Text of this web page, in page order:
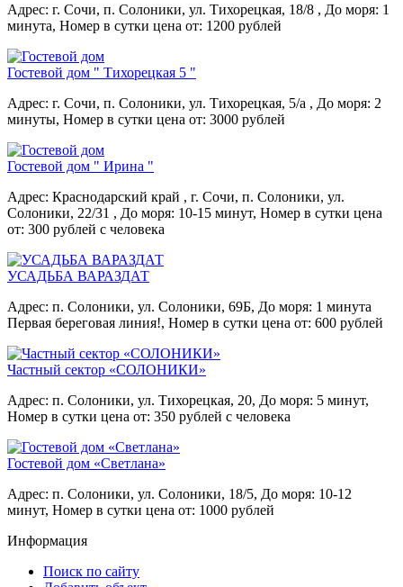
Адрес: г. Сочи, п. Солоники, ул. Тихорецкая, 18/8 , До моря: 1
минута, Номер в сутки цена от: 1200 рублей
Гостевой дом " Тихорецкая 5 "
Адрес: г. Сочи, п. Солоники, ул. Тихорецкая, 5/а , До моря: 2
минуты, Номер в сутки цена от: 3000 рублей
Гостевой дом " Ирина "
Адрес: Краснодарский край , г. Сочи, п. Солоники, ул.
Солоники, 22/31 , До моря: 10-15 минут, Номер в сутки цена
от: 300 рублей с человека
УСАДЬБА ВАРАЗДАТ
Адрес: п. Солоники, ул. Солоники, 69Б, До моря: 1 минута
Первая береговая линия!, Номер в сутки цена от: 600 рублей
Частный сектор «СОЛОНИКИ»
Адрес: п. Солоники, ул. Тихорецкая, 20, До моря: 5 минут,
Номер в сутки цена от: 350 рублей с человека
Гостевой дом «Светлана»
Адрес: п. Солоники, ул. Солоники, 18/5, До моря: 10-12
минут, Номер в сутки цена от: 1000 рублей
Информация
Поиск по сайту